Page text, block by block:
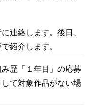
連絡します。後日、
紹介します。
歴「１年目」の応募
て対象作品がない場